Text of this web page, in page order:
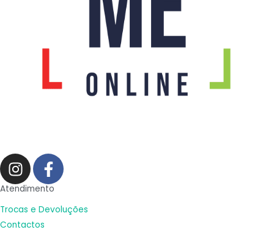
I
n
s
t
a
F
a
c
e
Atendimento
Trocas e Devoluções
Contactos